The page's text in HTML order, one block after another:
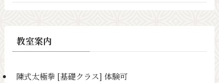
教室案内
陳式太極拳 [基礎クラス] 体験可